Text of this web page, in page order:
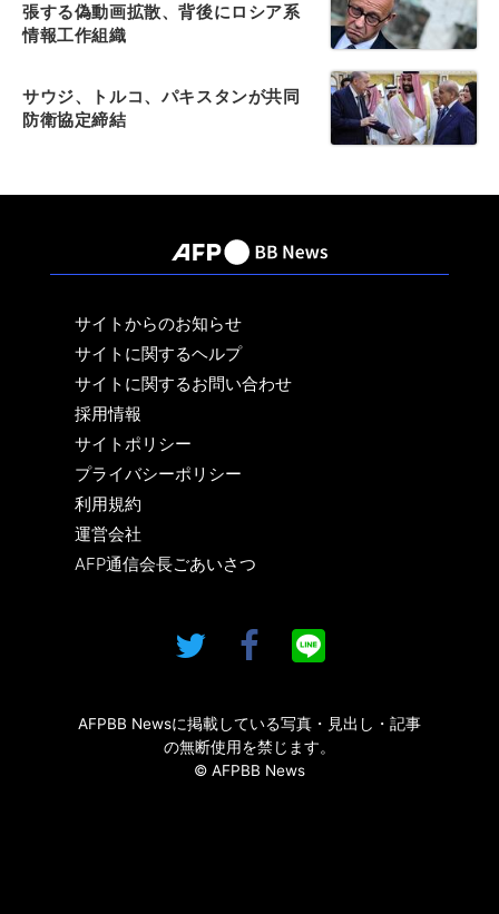
張する偽動画拡散、背後にロシア系
情報工作組織
サウジ、トルコ、パキスタンが共同
防衛協定締結
サイトからのお知らせ
サイトに関するヘルプ
サイトに関するお問い合わせ
採用情報
サイトポリシー
プライバシーポリシー
利用規約
運営会社
AFP通信会長ごあいさつ
AFPBB Newsに掲載している写真・見出し・記事
の無断使用を禁じます。
© AFPBB News